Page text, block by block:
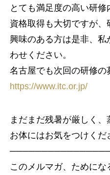
とても満足度の高い研修
資格取得も大切ですが、
興味のある方は是非、
わせください。
名古屋でも次回の研修の
https://www.itc.or.jp/
まだまだ残暑が厳しく、
お体にはお気をつけくだ
このメルマガ、ために